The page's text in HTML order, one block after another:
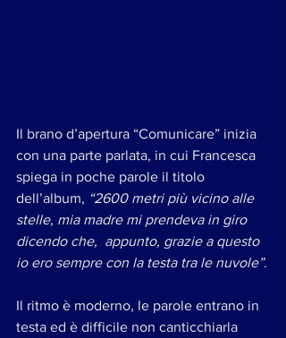
Il brano d’apertura “Comunicare” inizia
con una parte parlata, in cui Francesca
spiega in poche parole il titolo
dell’album, “2600 metri più vicino alle
stelle, mia madre mi prendeva in giro
dicendo che,  appunto, grazie a questo
io ero sempre con la testa tra le nuvole”.
Il ritmo è moderno, le parole entrano in
testa ed è difficile non canticchiarla